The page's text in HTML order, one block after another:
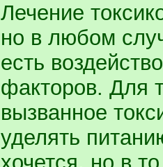
Лечение
но в любом
есть
факторов. Для
вызванное
уделять